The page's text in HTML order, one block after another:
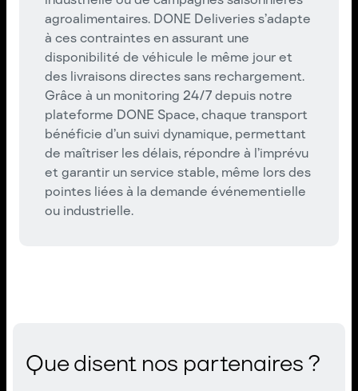
agroalimentaires. DONE Deliveries s’adapte
à ces contraintes en assurant une
disponibilité de véhicule le même jour et
des livraisons directes sans rechargement.
Grâce à un monitoring 24/7 depuis notre
plateforme DONE Space, chaque transport
bénéficie d’un suivi dynamique, permettant
de maîtriser les délais, répondre à l’imprévu
et garantir un service stable, même lors des
pointes liées à la demande événementielle
ou industrielle.
Que disent nos partenaires ?